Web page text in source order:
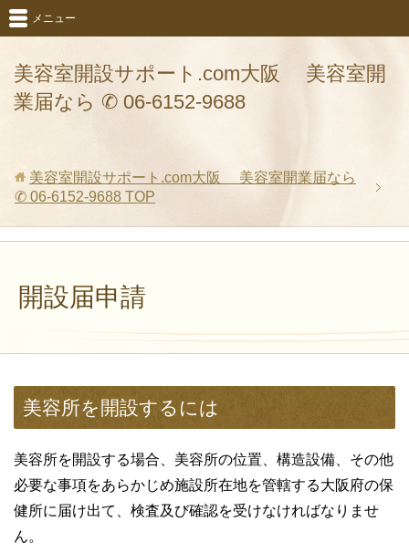
美容室開設サポート.com大阪 美容室開
業届なら ✆ 06-6152-9688
メニュー
美容室開設サポート.com大阪 美容室開業届なら
✆ 06-6152-9688 TOP
開設届申請
美容所を開設するには
美容所を開設する場合、美容所の位置、構造設備、その他
必要な事項をあらかじめ施設所在地を管轄する大阪府の保
健所に届け出て、検査及び確認を受けなければなりませ
ん。